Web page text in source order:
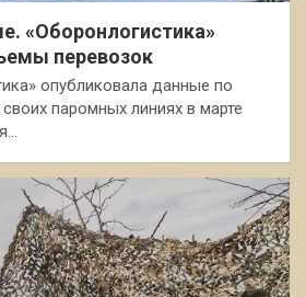
«Оборонлогистика»
перевозок
опубликовала данные по
паромных линиях в марте